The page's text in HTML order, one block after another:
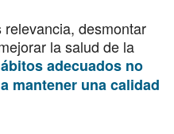
desmontar
la salud de la
adecuados no
mantener una calidad